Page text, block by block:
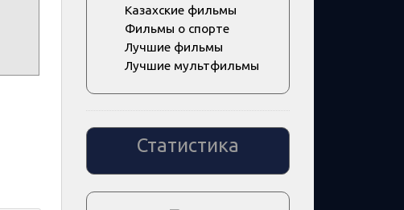
Казахские фильмы
Фильмы о спорте
Лучшие фильмы
Лучшие мультфильмы
Статистика